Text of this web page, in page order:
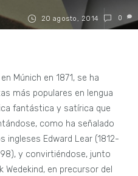
20 agosto, 2014 0
Múnich en 1871, se ha
más populares en lengua
fantástica y satírica que
como ha señalado
ingleses Edward Lear (1812-
y convirtiéndose, junto
en precursor del